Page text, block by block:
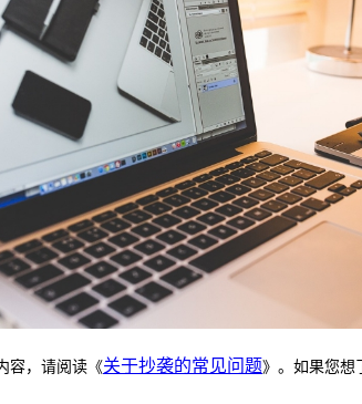
容，请阅读《关于抄袭的常见问题》。如果您想